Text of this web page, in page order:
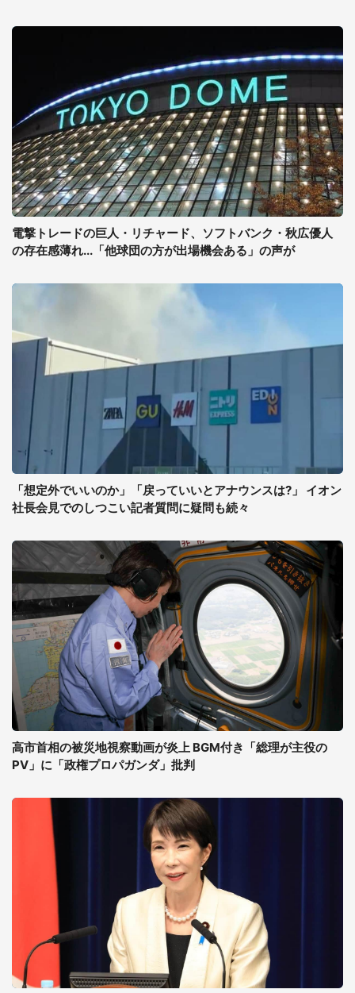
電撃トレードの巨人・リチャード、ソフトバンク・秋広優人
の存在感薄れ...「他球団の方が出場機会ある」の声が
「想定外でいいのか」「戻っていいとアナウンスは?」 イオン
社長会見でのしつこい記者質問に疑問も続々
高市首相の被災地視察動画が炎上 BGM付き「総理が主役の
PV」に「政権プロパガンダ」批判